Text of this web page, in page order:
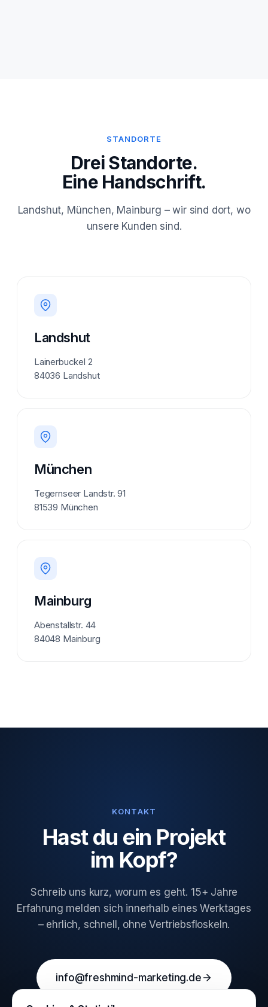
STANDORTE
Drei Standorte.
Eine Handschrift.
Landshut, München, Mainburg – wir sind dort, wo
unsere Kunden sind.
Landshut
Lainerbuckel 2
84036 Landshut
München
Tegernseer Landstr. 91
81539 München
Mainburg
Abenstallstr. 44
84048 Mainburg
KONTAKT
Hast du ein Projekt
im Kopf?
Schreib uns kurz, worum es geht. 15+ Jahre
Erfahrung melden sich innerhalb eines Werktages
– ehrlich, schnell, ohne Vertriebsfloskeln.
info@freshmind-marketing.de